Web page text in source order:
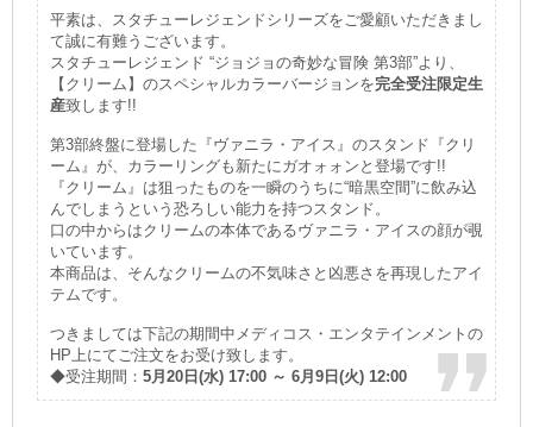
平素は、スタチューレジェンドシリーズをご愛顧いただきまし
て誠に有難うございます。
スタチューレジェンド “ジョジョの奇妙な冒険 第3部”より、
【クリーム】のスペシャルカラーバージョンを完全受注限定生
産致します!!
第3部終盤に登場した『ヴァニラ・アイス』のスタンド『クリ
ーム』が、カラーリングも新たにガオォォンと登場です!!
『クリーム』は狙ったものを一瞬のうちに“暗黒空間”に飲み込
んでしまうという恐ろしい能力を持つスタンド。
口の中からはクリームの本体であるヴァニラ・アイスの顔が覗
いています。
本商品は、そんなクリームの不気味さと凶悪さを再現したアイ
テムです。
つきましては下記の期間中メディコス・エンタテインメントの
HP上にてご注文をお受け致します。
◆受注期間： 5月20日(水) 17:00 ～ 6月9日(火) 12:00